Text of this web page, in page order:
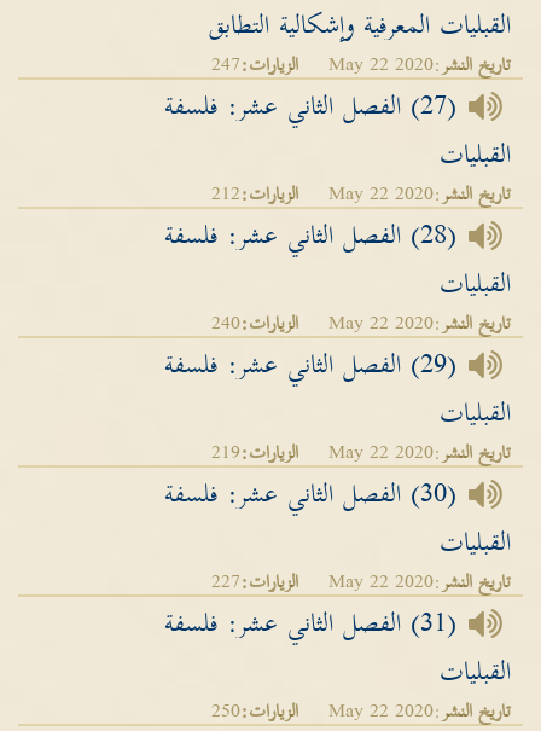
القبليات المعرفية وإشكالية التطابق
تاريخ النشر:May 22 2020 الزيارات:247
(27) الفصل الثاني عشر: فلسفة
القبليات
تاريخ النشر:May 22 2020 الزيارات:212
(28) الفصل الثاني عشر: فلسفة
القبليات
تاريخ النشر:May 22 2020 الزيارات:240
(29) الفصل الثاني عشر: فلسفة
القبليات
تاريخ النشر:May 22 2020 الزيارات:219
(30) الفصل الثاني عشر: فلسفة
القبليات
تاريخ النشر:May 22 2020 الزيارات:227
(31) الفصل الثاني عشر: فلسفة
القبليات
تاريخ النشر:May 22 2020 الزيارات:250